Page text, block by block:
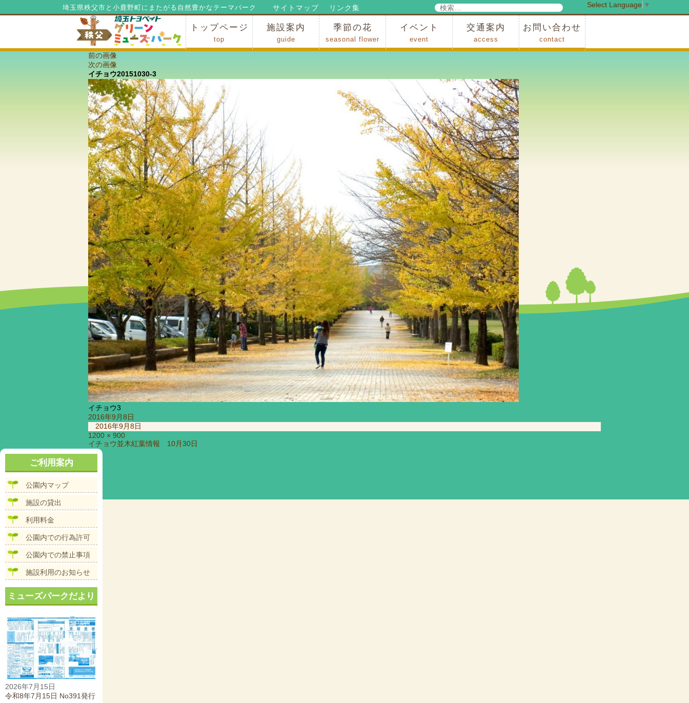
埼玉県秩父市と小鹿野町にまたがる自然豊かなテーマパーク リンク集
サイトマップ
検
検
索
トップページ
top
施設案内
guide
季節の花
seasonal flower
イベント
event
交通案内
access
お問い合わせ
contact
Select Language ▼
前の画像
次の画像
イチョウ20151030-3
イチョウ3
投
日:
2016年9月8日
2016年9月8日
フ
ル
サ
ズ
1200 × 900
投
稿
ビ
イチョウ並木紅葉情報 10月30日
ご利用案内
公園内マップ
施設の貸出
利用料金
公園内での行為許可
公園内での禁止事項
施設利用のお知らせ
ミューズパークだより
2026年7月15日
令和8年7月15日 No391発行